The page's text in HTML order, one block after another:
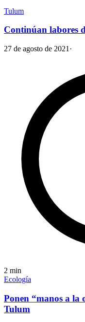
Tulum
Continúan labores
27 de agosto de 2021 ·
2 min
Ecología
Ponen “manos a la
Tulum